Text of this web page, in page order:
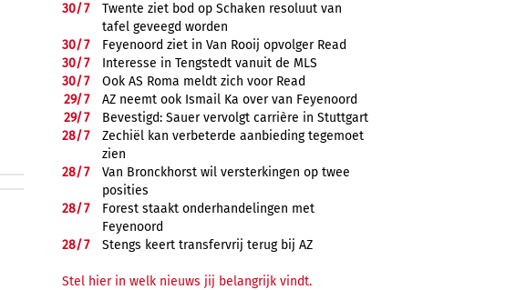
30/7
Twente ziet bod op Schaken resoluut van
tafel geveegd worden
30/7
Feyenoord ziet in Van Rooij opvolger Read
30/7
Interesse in Tengstedt vanuit de MLS
30/7
Ook AS Roma meldt zich voor Read
29/7
AZ neemt ook Ismail Ka over van Feyenoord
29/7
Bevestigd: Sauer vervolgt carrière in Stuttgart
28/7
Zechiël kan verbeterde aanbieding tegemoet
zien
28/7
Van Bronckhorst wil versterkingen op twee
posities
28/7
Forest staakt onderhandelingen met
Feyenoord
28/7 Stengs keert transfervrij terug bij AZ
Stel hier in welk nieuws jij belangrijk vindt.